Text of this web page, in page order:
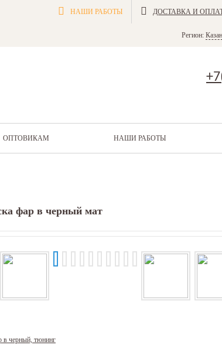
НАШИ РАБОТЫ ДОСТАВКА И
Регион:
ОПТОВИКАМ НАШИ РАБОТЫ
фар в черный мат
в черный, тюнинг